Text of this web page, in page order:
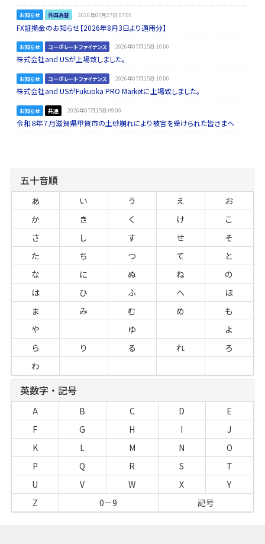
お知らせ 外国為替 2026年07月27日 07:00
FX証拠金のお知らせ【2026年8月3日より適用分】
お知らせ コーポレートファイナンス 2026年07月15日 10:00
株式会社and USが上場致しました。
お知らせ コーポレートファイナンス 2026年07月15日 10:00
株式会社and USがFukuoka PRO Marketに上場致しました。
お知らせ 共通 2026年07月15日 09:00
令和８年７月滋賀県甲賀市の土砂崩れにより被害を受けられた皆さまへ
五十音順
あ い う え
お
か
き く け
こ
さ
し す せ
そ
た
ち つ て
と
な
に ぬ ね
の
は
ひ ふ へ
ほ
ま
み む め
も
や
ゆ
よ
ら
り る れ
ろ
わ
英数字・記号
A B C D
E
F
G H I
J
K
L M N
O
P
Q R S
T
U
V W X
Y
Z
0－9 記号